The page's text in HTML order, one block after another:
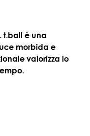
t.ball è una
morbida e
valorizza lo